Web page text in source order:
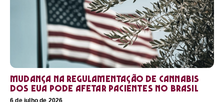
Mudança na regulamentação de cannabis
dos EUA pode afetar pacientes no Brasil
6 de julho de 2026